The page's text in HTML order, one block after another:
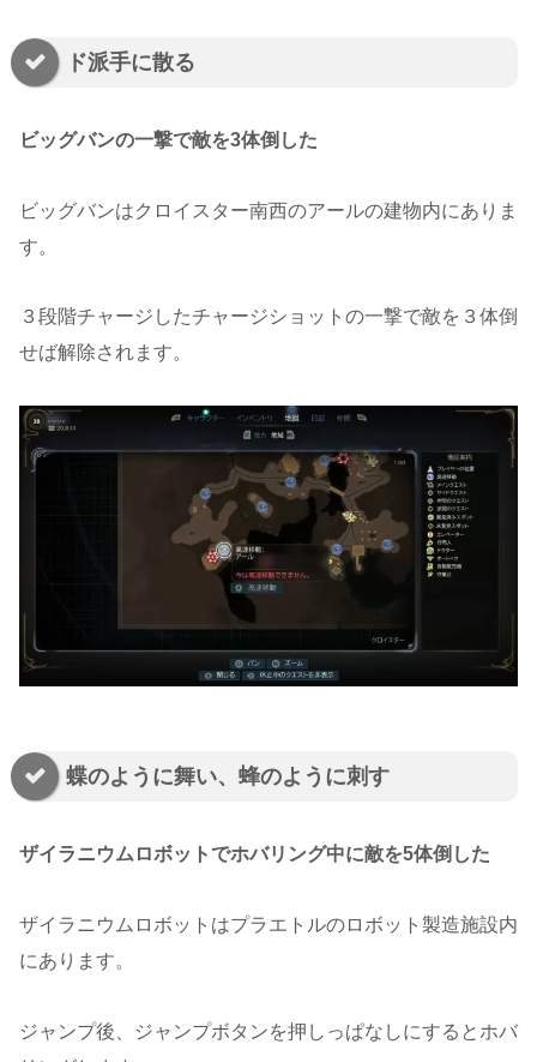
ド派手に散る
ビッグバンの一撃で敵を3体倒した
ビッグバンはクロイスター南西のアールの建物内にありま
す。
３段階チャージしたチャージショットの一撃で敵を３体倒
せば解除されます。
蝶のように舞い、蜂のように刺す
ザイラニウムロボットでホバリング中に敵を5体倒した
ザイラニウムロボットはプラエトルのロボット製造施設内
にあります。
ジャンプ後、ジャンプボタンを押しっぱなしにするとホバ